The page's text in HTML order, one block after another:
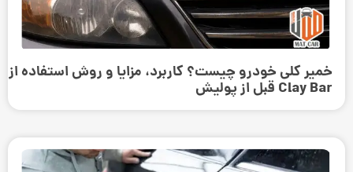
خمیر کلی خودرو چیست؟ کاربرد، مزایا و روش استفاده از
Clay Bar قبل از پولیش